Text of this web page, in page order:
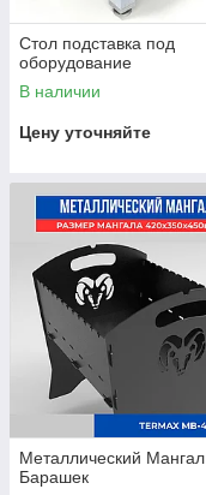
Стол подставка под
оборудование
В наличии
Цену уточняйте
Металлический Мангал
Барашек